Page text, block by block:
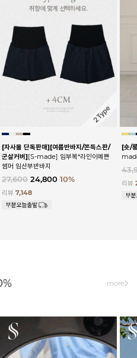
[자사몰 단독판매][여름반바지/쫀득스판/
군살커버][S-made] 임부복*라인이예쁜
썸머 임산부반바지
27,600 24,800 10%
리뷰7,148
[숏/
리뷰
more